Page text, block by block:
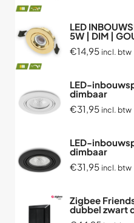
LED
5W | DIM |
€14,95 incl. btw
LED-
dimbaar
€31,95 incl. btw
LED-
dimbaar
€31,95 incl. btw
Zigbee
dubbel zwart